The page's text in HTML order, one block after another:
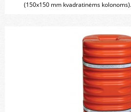
(150x150 mm kvadratinėms